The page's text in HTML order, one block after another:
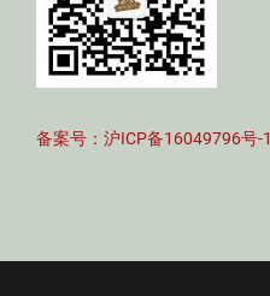
备案号：沪ICP备16049796号-1